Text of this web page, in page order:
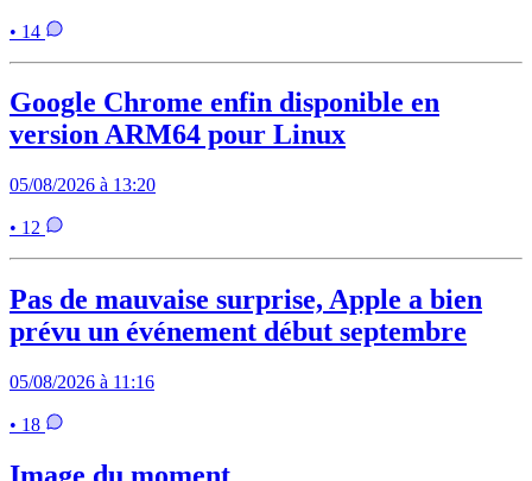
• 14
Google Chrome enfin disponible en
version ARM64 pour Linux
05/08/2026 à 13:20
• 12
Pas de mauvaise surprise, Apple a bien
prévu un événement début septembre
05/08/2026 à 11:16
• 18